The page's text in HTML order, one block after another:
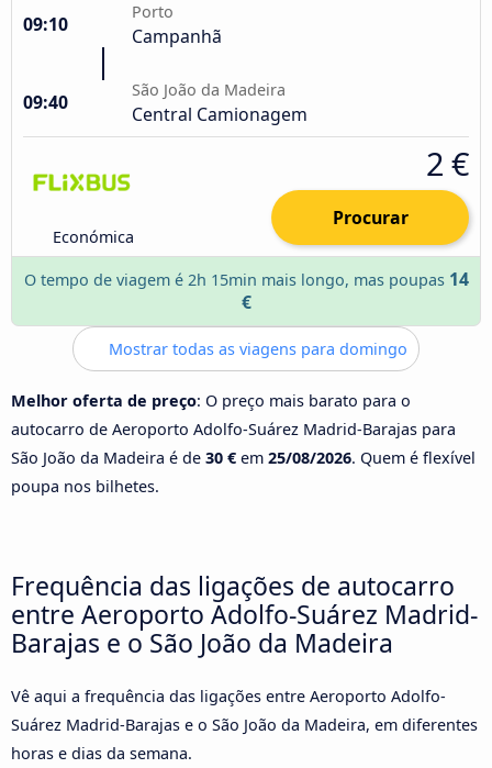
09:10
Porto
Campanhã
09:40
São João da Madeira
Central Camionagem
Económica
2 €
Procurar
O tempo de viagem é 2h 15min mais longo, mas poupas 14
€
Mostrar todas as viagens para domingo
Melhor oferta de preço: O preço mais barato para o
autocarro de Aeroporto Adolfo-Suárez Madrid-Barajas para
São João da Madeira é de 30 € em 25/08/2026. Quem é flexível
poupa nos bilhetes.
Frequência das ligações de autocarro
entre Aeroporto Adolfo-Suárez Madrid-
Barajas e o São João da Madeira
Vê aqui a frequência das ligações entre Aeroporto Adolfo-
Suárez Madrid-Barajas e o São João da Madeira, em diferentes
horas e dias da semana.